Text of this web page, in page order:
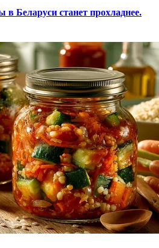
Беларуси станет прохладнее.